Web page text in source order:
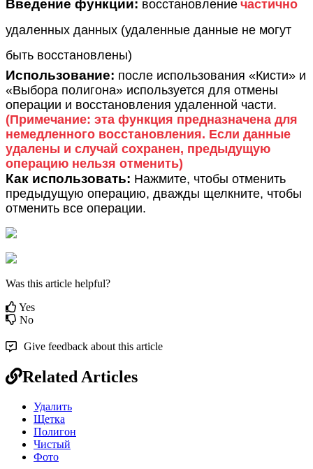
Введение функции: восстановление частично
удаленных данных (удаленные данные не могут
быть восстановлены)
Использование: после использования «Кисти» и
«Выбора полигона» используется для отмены
операции и восстановления удаленной части.
(Примечание: эта функция предназначена для
немедленного восстановления. Если данные
удалены и случай сохранен, предыдущую
операцию нельзя отменить)
Как использовать: Нажмите, чтобы отменить
предыдущую операцию, дважды щелкните, чтобы
отменить все операции.
Was this article helpful?
Yes
No
Give feedback about this article
Related Articles
Удалить
Щетка
Полигон
Чистый
Фото